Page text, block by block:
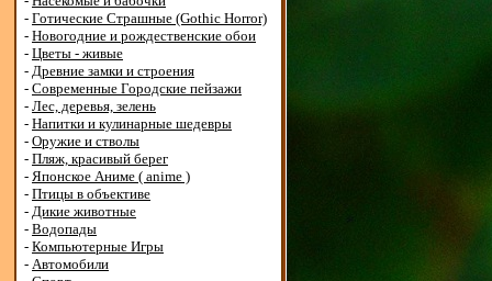
- Готические Страшные (Gothic Horror)
- Новогодние и рождественские обои
- Цветы - живые
- Древние замки и строения
- Современные Городские пейзажи
- Лес, деревья, зелень
- Напитки и кулинарные шедевры
- Оружие и стволы
- Пляж, красивый берег
- Японское Аниме ( anime )
- Птицы в объективе
- Дикие животные
- Водопады
- Компьютерные Игры
- Автомобили